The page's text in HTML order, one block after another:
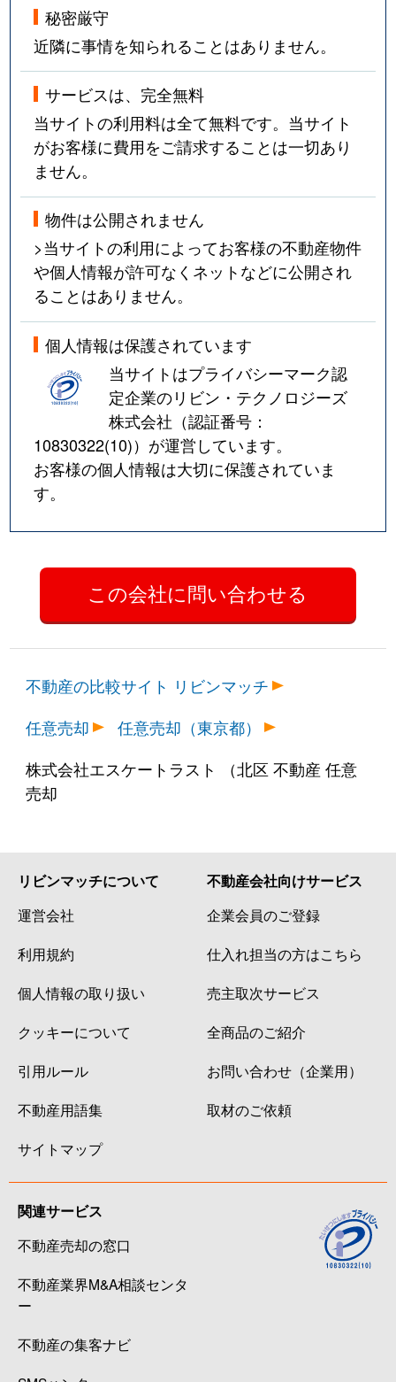
秘密厳守
近隣に事情を知られることはありません。
サービスは、完全無料
当サイトの利用料は全て無料です。当サイト
がお客様に費用をご請求することは一切あり
ません。
物件は公開されません
>当サイトの利用によってお客様の不動産物件
や個人情報が許可なくネットなどに公開され
ることはありません。
個人情報は保護されています
当サイトはプライバシーマーク認
定企業のリビン・テクノロジーズ
株式会社（認証番号：
10830322(10)）が運営しています。
お客様の個人情報は大切に保護されていま
す。
不動産の比較サイト リビンマッチ
任意売却
任意売却（東京都）
株式会社エスケートラスト （北区 不動産 任意
売却
リビンマッチについて
運営会社
利用規約
個人情報の取り扱い
クッキーについて
引用ルール
不動産用語集
サイトマップ
不動産会社向けサービス
企業会員のご登録
仕入れ担当の方はこちら
売主取次サービス
全商品のご紹介
お問い合わせ（企業用）
取材のご依頼
関連サービス
不動産売却の窓口
不動産業界M&A相談センタ
ー
不動産の集客ナビ